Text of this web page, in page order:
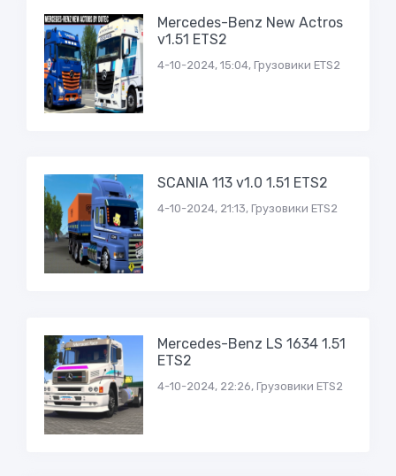
Mercedes-Benz New Actros
v1.51 ETS2
4-10-2024, 15:04, Грузовики ETS2
SCANIA 113 v1.0 1.51 ETS2
4-10-2024, 21:13, Грузовики ETS2
Mercedes-Benz LS 1634 1.51
ETS2
4-10-2024, 22:26, Грузовики ETS2